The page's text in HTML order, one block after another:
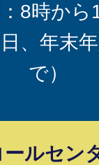
8時から
日、年末
で）
ールセン